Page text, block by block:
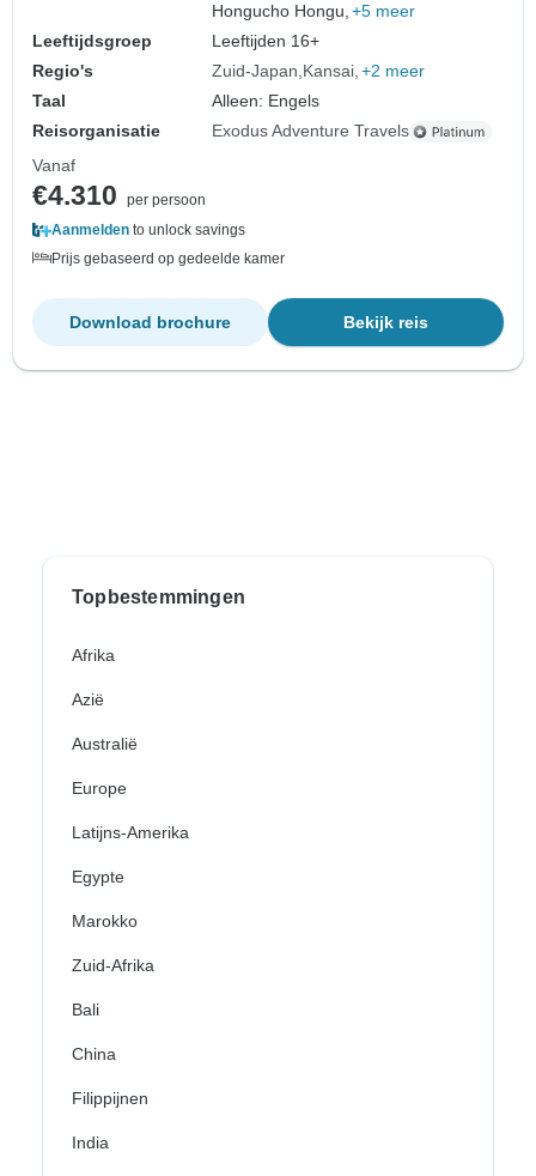
Hongucho Hongu, +5 meer
Leeftijdsgroep
Leeftijden 16+
Regio's
Zuid-Japan Kansai +2 meer
Taal
Alleen: Engels
Reisorganisatie
Exodus Adventure Travels
Vanaf
€4.310
per persoon
Aanmelden to unlock savings
Prijs gebaseerd op gedeelde kamer
Bekijk reis
Download brochure
Topbestemmingen
Afrika
Azië
Australië
Europe
Latijns-Amerika
Egypte
Marokko
Zuid-Afrika
Bali
China
Filippijnen
India